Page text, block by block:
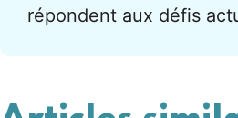
répondent aux défis